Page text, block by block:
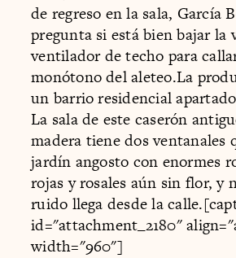
de regreso en la sala, García
pregunta si está bien bajar la
ventilador de techo para
monótono del aleteo.La
un barrio residencial
La sala de este caserón
madera tiene dos ventanales
jardín angosto con enormes
rojas y rosales aún sin flor, y
ruido llega desde la
id="attachment_2180"
width="960"]